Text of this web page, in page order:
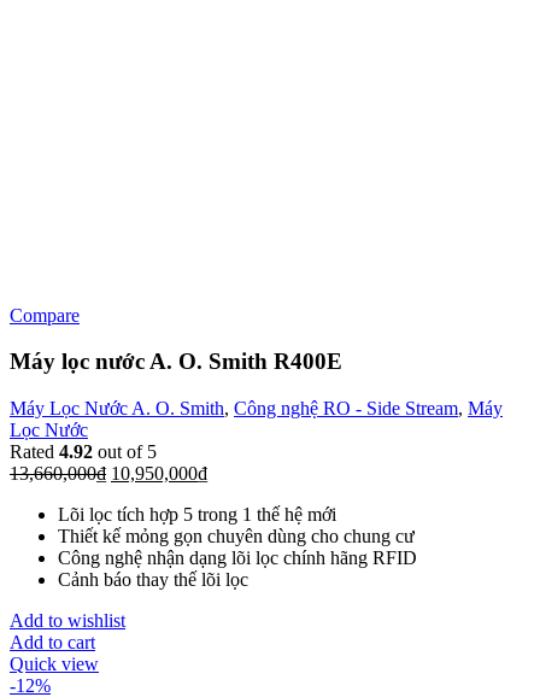
Compare
Máy lọc nước A. O. Smith R400E
Máy Lọc Nước A. O. Smith, Công nghệ RO - Side Stream, Máy
Lọc Nước
Rated 4.92 out of 5
13,660,000₫ 10,950,000₫
Lõi lọc tích hợp 5 trong 1 thế hệ mới
Thiết kế mỏng gọn chuyên dùng cho chung cư
Công nghệ nhận dạng lõi lọc chính hãng RFID
Cảnh báo thay thế lõi lọc
Add to wishlist
Add to cart
Quick view
-12%